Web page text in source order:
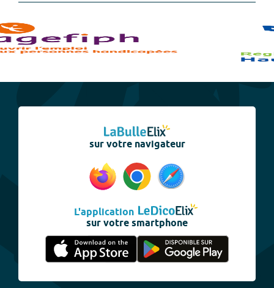
sur votre navigateur
L'application
sur votre smartphone